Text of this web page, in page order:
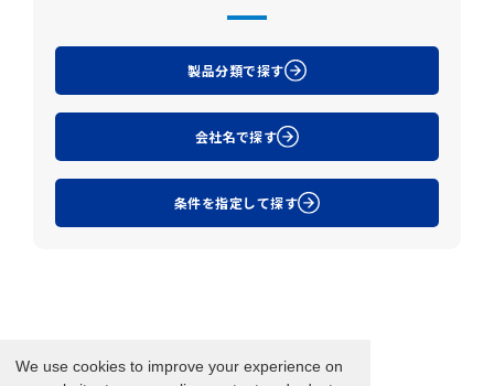
We use cookies to improve your experience on
製品分類で探す
会社名で探す
条件を指定して探す